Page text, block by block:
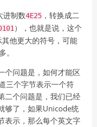
进制数4E25 ，转换成二
），也就是说，这个
他更大的符号，可能
。
个问题是，如何才能区
三个字节表示一个符
二个问题是，我们已经
够了，如果Unicode统
表示，那么每个英文字